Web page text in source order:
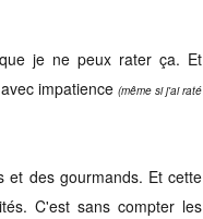
je ne peux rater ça. Et
impatience(même si j'ai raté
et des gourmands. Et cette
C'est sans compter les